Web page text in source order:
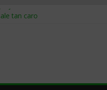
y cobrar en 2026
qué hacer
y venderle